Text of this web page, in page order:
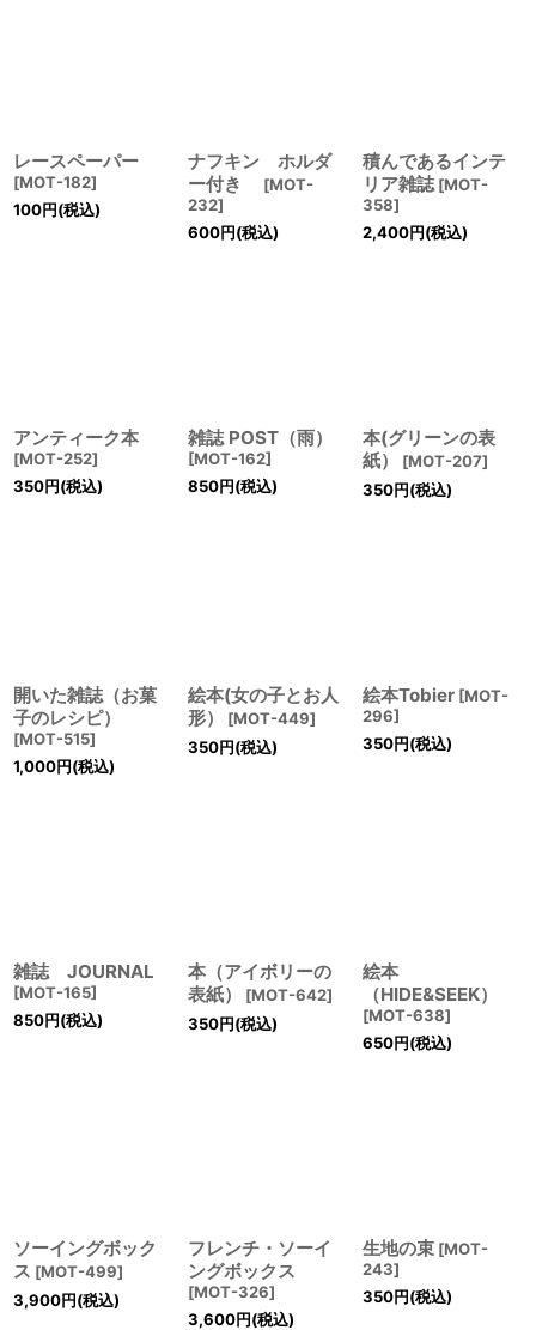
レースペーパー
[MOT-182]
100円(税込)
ナフキン ホルダ
ー付き
[MOT-
232]
600円(税込)
積んであるインテ
リア雑誌 [MOT-
358]
2,400円(税込)
アンティーク本
[MOT-252]
350円(税込)
雑誌 POST（雨）
[MOT-162]
850円(税込)
本(グリーンの表
紙）
[MOT-207]
350円(税込)
開いた雑誌（お菓
子のレシピ）
[MOT-515]
1,000円(税込)
絵本(女の子とお人
形）
[MOT-449]
350円(税込)
絵本Tobier [MOT-
296]
350円(税込)
雑誌 JOURNAL
[MOT-165]
850円(税込)
本（アイボリーの
表紙）
[MOT-642]
350円(税込)
絵本
（HIDE&SEEK）
[MOT-638]
650円(税込)
ソーイングボック
ス [MOT-499]
3,900円(税込)
フレンチ・ソーイ
ングボックス
[MOT-326]
3,600円(税込)
生地の束 [MOT-
243]
350円(税込)